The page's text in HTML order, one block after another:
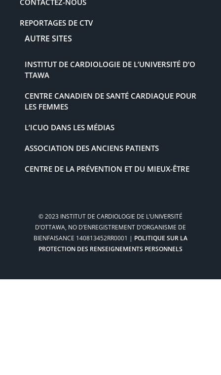
CONTACTEZ-NOUS
REPORTAGES DE CTV
AUTRE SITES
INSTITUT DE CARDIOLOGIE DE L’UNIVERSITÉ D’O
TTAWA
CENTRE CANADIEN DE SANTÉ CARDIAQUE POUR
LES FEMMES
L’ICUO DANS LES MÉDIAS
ASSOCIATION DES ANCIENS PATIENTS
CENTRE DE LA PRÉVENTION ET DU MIEUX-ÊTRE
© 2023 INSTITUT DE CARDIOLOGIE DE L’UNIVERSITÉ
D’OTTAWA, NO D’ENREGISTREMENT D’ORGANISME DE
BIENFAISANCE 140813452RR0001 | POLITIQUE SUR LA
PROTECTION DES RENSEIGNEMENTS PERSONNELS